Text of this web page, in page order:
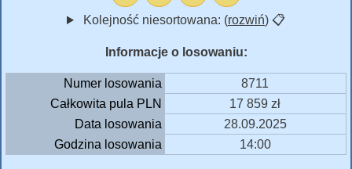
Kolejność niesortowana: (rozwiń) 📋
Informacje o losowaniu:
Numer losowania
8711
Całkowita pula PLN
17 859 zł
Data losowania
28.09.2025
Godzina losowania
14:00